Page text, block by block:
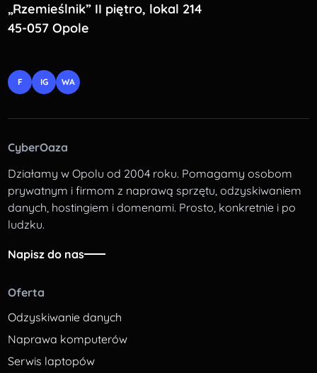
„Rzemieślnik” II piętro, lokal 214
45-057 Opole
F IG WA
CyberOaza
Działamy w Opolu od 2004 roku. Pomagamy osobom
prywatnym i firmom z naprawą sprzętu, odzyskiwaniem
danych, hostingiem i domenami. Prosto, konkretnie i po
ludzku.
Napisz do nas
Oferta
Odzyskiwanie danych
Naprawa komputerów
Serwis laptopów